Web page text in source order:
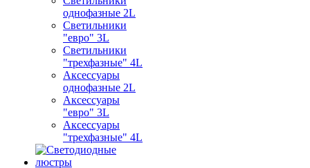
однофазные 2L
Светильники
"евро" 3L
Светильники
"трехфазные" 4L
Аксессуары
однофазные 2L
Аксессуары
"евро" 3L
Аксессуары
"трехфазные" 4L